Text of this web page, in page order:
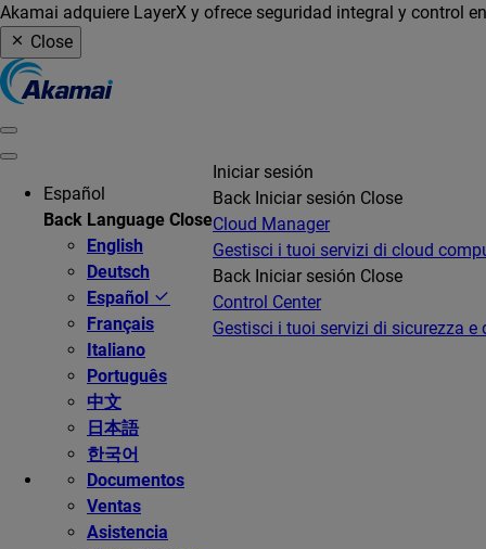
Akamai adquiere LayerX y ofrece seguridad integral y control
Close
Español
Back Language Close
English
Deutsch
Español
Français
Italiano
Português
中文
日本語
한국어
Documentos
Ventas
Asistencia
Iniciar sesión
Back Iniciar sesión Close
Cloud Manager
Gestisci i tuoi servizi di cloud
Back Iniciar sesión Close
Control Center
Gestisci i tuoi servizi di sicurezza e